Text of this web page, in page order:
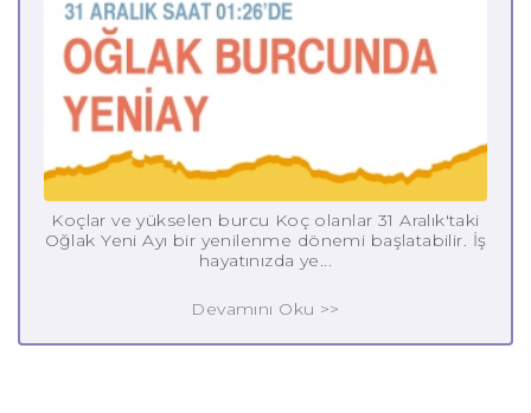
Koçlar ve yükselen burcu Koç olanlar 31 Aralık'taki
Oğlak Yeni Ayı bir yenilenme dönemi başlatabilir. İş
hayatınızda ye...
Devamını Oku >>